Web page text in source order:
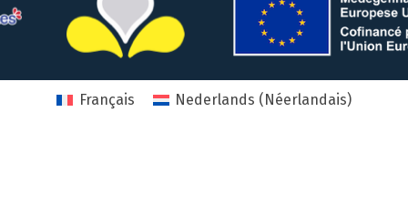
Français Nederlands (Néerlandais)